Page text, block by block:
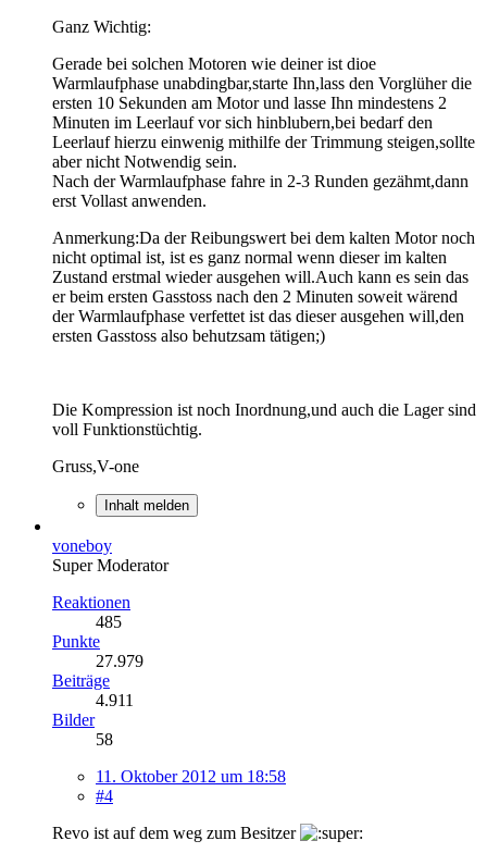
Ganz Wichtig:
Gerade bei solchen Motoren wie deiner ist dioe
Warmlaufphase unabdingbar,starte Ihn,lass den Vorglüher die
ersten 10 Sekunden am Motor und lasse Ihn mindestens 2
Minuten im Leerlauf vor sich hinblubern,bei bedarf den
Leerlauf hierzu einwenig mithilfe der Trimmung steigen,sollte
aber nicht Notwendig sein.
Nach der Warmlaufphase fahre in 2-3 Runden gezähmt,dann
erst Vollast anwenden.
Anmerkung:Da der Reibungswert bei dem kalten Motor noch
nicht optimal ist, ist es ganz normal wenn dieser im kalten
Zustand erstmal wieder ausgehen will.Auch kann es sein das
er beim ersten Gasstoss nach den 2 Minuten soweit wärend
der Warmlaufphase verfettet ist das dieser ausgehen will,den
ersten Gasstoss also behutzsam tätigen;)
Die Kompression ist noch Inordnung,und auch die Lager sind
voll Funktionstüchtig.
Gruss,V-one
Inhalt melden
voneboy
Super Moderator
Reaktionen
485
Punkte
27.979
Beiträge
4.911
Bilder
58
11. Oktober 2012 um 18:58
#4
Revo ist auf dem weg zum Besitzer